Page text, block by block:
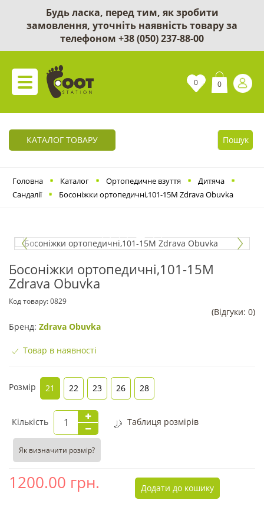
Будь ласка, перед тим, як зробити
замовлення, уточніть наявність товару за
телефоном +38 (050) 237-88-00
0 0
КАТАЛОГ ТОВАРУ Пошук
Головна Каталог Ортопедичне взуття
Дитяча
Сандалії
Босоніжки ортопедичні,101-15М Zdrava Obuvka
Босоніжки ортопедичні,101-15М
Zdrava Obuvka
Код товару:0829
(Відгуки: 0)
Бренд: Zdrava Obuvka
Товар в наявності
Розмір 21 22 23 26 28
Кількість Таблиця розмірів
Як визначити розмір?
1200.00 грн. Додати до кошику